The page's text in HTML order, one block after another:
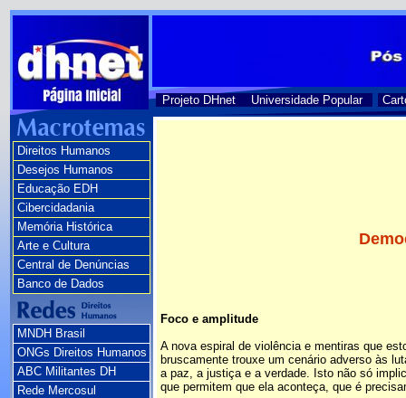
Projeto DHnet Universidade Popular
Direitos Humanos
Desejos Humanos
Educação EDH
Cibercidadania
Memória Histórica
Arte e Cultura
Central de Denúncias
Banco de Dados
MNDH Brasil
ONGs Direitos Humanos
ABC Militantes DH
Rede Mercosul
Foco e amplitude
A nova espiral de violência e mentiras que
bruscamente trouxe um cenário adverso às
a paz, a justiça e a verdade. Isto não só
que permitem que ela aconteça, que é